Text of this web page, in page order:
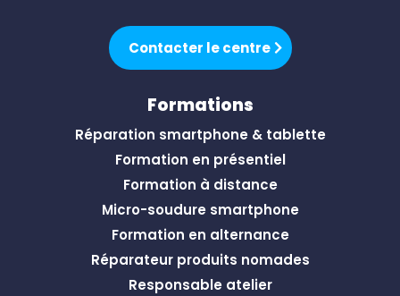
Contacter le centre
Formations
Réparation smartphone & tablette
Formation en présentiel
Formation à distance
Micro-soudure smartphone
Formation en alternance
Réparateur produits nomades
Responsable atelier